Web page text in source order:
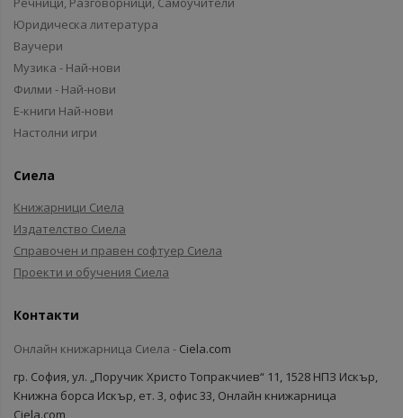
Юридическа литература
Ваучери
Музика - Най-нови
Филми - Най-нови
Е-книги Най-нови
Настолни игри
Сиела
Книжарници Сиела
Издателство Сиела
Справочен и правен софтуер Сиела
Проекти и обучения Сиела
Контакти
Онлайн книжарница Сиела - Ciela.com
гр. София, ул. „Поручик Христо Топракчиев“ 11, 1528 НПЗ Искър,
Книжна борса Искър, ет. 3, офис 33, Онлайн книжарница
Ciela.com